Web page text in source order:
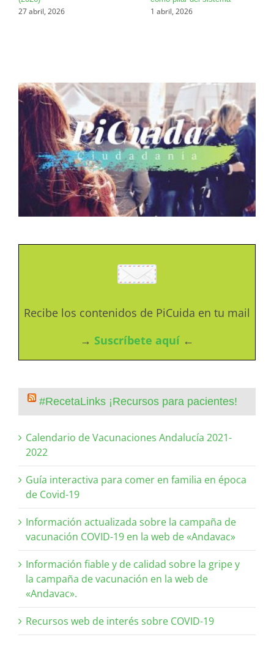
27 abril, 2026 1 abril, 2026
Recibe los contenidos de PiCuida en tu mail
→ Suscríbete aquí ←
#RecetaLinks ¡Recursos para pacientes!
Calendario de Vacunaciones Andalucía 2021-
2022
Guía interactiva para comer en familia en época
de Covid-19
Información actualizada sobre la campaña de
vacunación COVID-19 en la web de «Andavac»
Información fiable y de calidad sobre la gripe y
la campaña de vacunación en la web de
«Andavac».
Recursos web de interés sobre COVID-19